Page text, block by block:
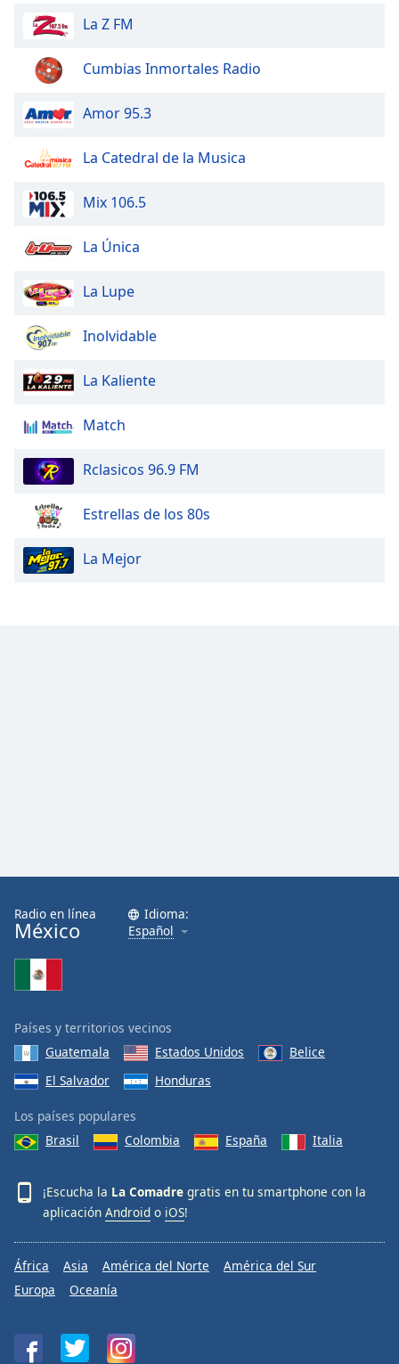
La Z FM
Cumbias Inmortales Radio
Amor 95.3
La Catedral de la Musica
Mix 106.5
La Única
La Lupe
Inolvidable
La Kaliente
Match
Rclasicos 96.9 FM
Estrellas de los 80s
La Mejor
Radio en línea
México
Idioma:
Español
Países y territorios vecinos
Guatemala
Estados Unidos
Belice
El Salvador
Honduras
Los países populares
Brasil
Colombia España Italia
¡Escucha la La Comadre gratis en tu smartphone con la
aplicación Android o iOS!
África Asia América del Norte
América del Sur
Europa
Oceanía